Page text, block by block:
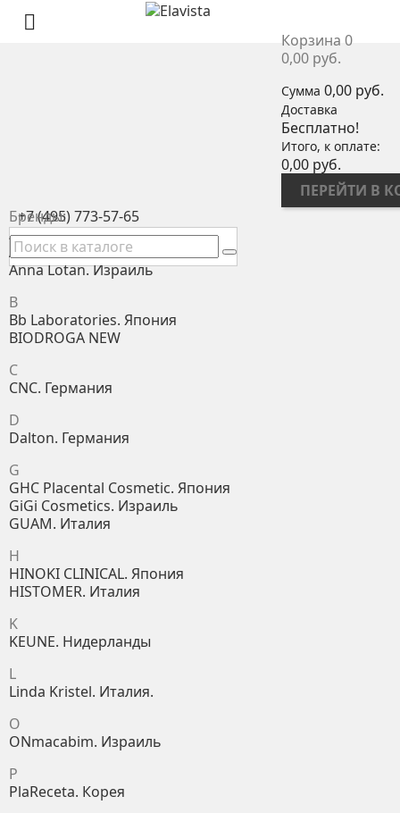

Корзина0
0,00 руб.
Сумма 0,00 руб.
Доставка
Бесплатно!
Итого, к оплате:
0,00 руб.
ПЕРЕЙТИ В
+7 (495) 773-57-65
Бренды:
A
Anna Lotan PRO. Израиль
Anna Lotan. Израиль
B
Bb Laboratories. Япония
BIODROGA NEW
C
CNC. Германия
D
Dalton. Германия
G
GHC Placental Cosmetic. Япония
GiGi Cosmetics. Израиль
GUAM. Италия
H
HINOKI CLINICAL. Япония
HISTOMER. Италия
K
KEUNE. Нидерланды
L
Linda Kristel. Италия.
O
ONmacabim. Израиль
P
PlaReceta. Корея